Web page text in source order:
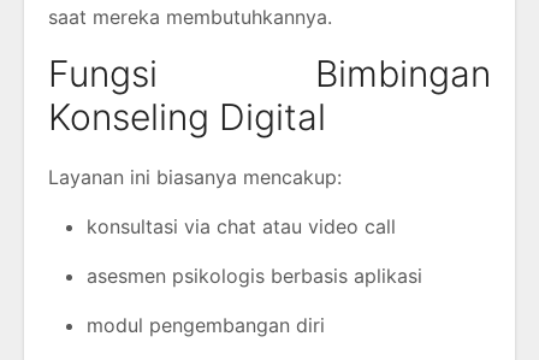
saat mereka membutuhkannya.
Fungsi Bimbingan
Konseling Digital
Layanan ini biasanya mencakup:
konsultasi via chat atau video call
asesmen psikologis berbasis aplikasi
modul pengembangan diri